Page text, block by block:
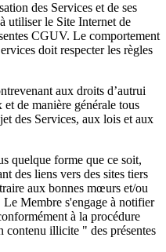
des Services et de ses
utiliser le Site Internet de
CGUV. Le comportement
doit respecter les règles
aux droits d’autrui
de manière générale tous
des Services, aux lois et aux
quelque forme que ce soit,
des liens vers des sites tiers
aux bonnes mœurs et/ou
Le Membre s'engage à notifier
à la procédure
illicite " des présentes